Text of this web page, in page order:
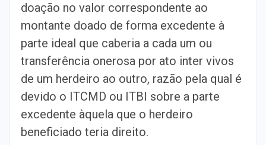
doação no valor correspondente ao
montante doado de forma excedente à
parte ideal que caberia a cada um ou
transferência onerosa por ato inter vivos
de um herdeiro ao outro, razão pela qual é
devido o ITCMD ou ITBI sobre a parte
excedente àquela que o herdeiro
beneficiado teria direito.